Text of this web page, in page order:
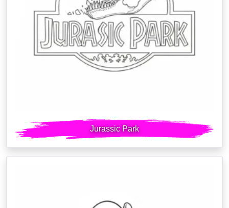
Jurassic Park